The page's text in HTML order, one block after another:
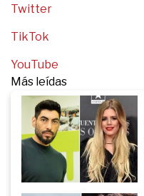
Twitter
TikTok
YouTube
Más leídas